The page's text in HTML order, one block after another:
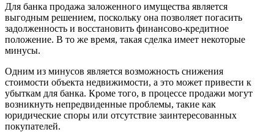
Для банка продажа заложенного имущества является
выгодным решением, поскольку она позволяет погасить
задолженность и восстановить финансово-кредитное
положение. В то же время, такая сделка имеет некоторые
минусы.
Одним из минусов является возможность снижения
стоимости объекта недвижимости, а это может привести к
убыткам для банка. Кроме того, в процессе продажи могут
возникнуть непредвиденные проблемы, такие как
юридические споры или отсутствие заинтересованных
покупателей.